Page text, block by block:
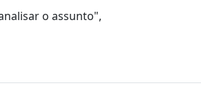
o assunto",